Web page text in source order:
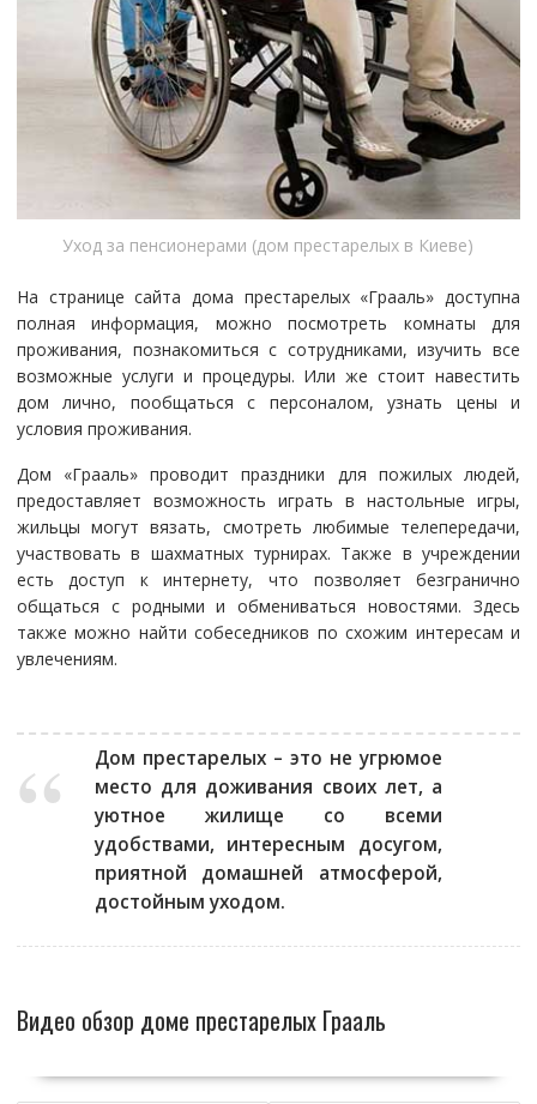
Уход за пенсионерами (дом престарелых в Киеве)
На странице сайта дома престарелых «Грааль» доступна
полная информация, можно посмотреть комнаты для
проживания, познакомиться с сотрудниками, изучить все
возможные услуги и процедуры. Или же стоит навестить
дом лично, пообщаться с персоналом, узнать цены и
условия проживания.
Дом «Грааль» проводит праздники для пожилых людей,
предоставляет возможность играть в настольные игры,
жильцы могут вязать, смотреть любимые телепередачи,
участвовать в шахматных турнирах. Также в учреждении
есть доступ к интернету, что позволяет безгранично
общаться с родными и обмениваться новостями. Здесь
также можно найти собеседников по схожим интересам и
увлечениям.
Дом престарелых – это не угрюмое
место для доживания своих лет, а
уютное жилище со всеми
удобствами, интересным досугом,
приятной домашней атмосферой,
достойным уходом.
Видео обзор доме престарелых Грааль